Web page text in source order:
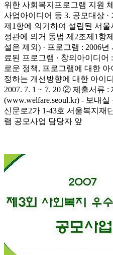
위한 사회복지프로그램 지원
사업아이디어 등 3. 공모대상
제1항에 의거하여 설립된 서
정관에 의거 동법 제2조제1항
설은 제외) · 프로그램 : 2006
료된 프로그램 · 창의아이디어
로운 정책, 프로그램에 대한
정하는 개선방향에 대한 아이
2007. 7. 1 ~ 7. 20 ② 제출서류 :
(www.welfare.seoul.kr) - 보내
신문로2가 1-43호 서울복지재
램 공모사업 담당자 앞